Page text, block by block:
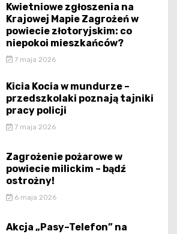
Kwietniowe zgłoszenia na
Krajowej Mapie Zagrożeń w
powiecie złotoryjskim: co
niepokoi mieszkańców?
7 maja 2026
Kicia Kocia w mundurze –
przedszkolaki poznają tajniki
pracy policji
7 maja 2026
Zagrożenie pożarowe w
powiecie milickim – bądź
ostrożny!
6 maja 2026
Akcja „Pasy–Telefon” na